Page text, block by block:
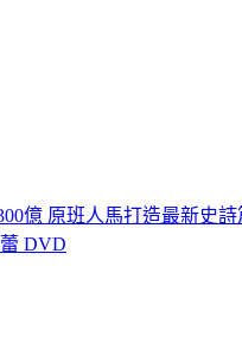
億 原班人馬打造最新史
DVD